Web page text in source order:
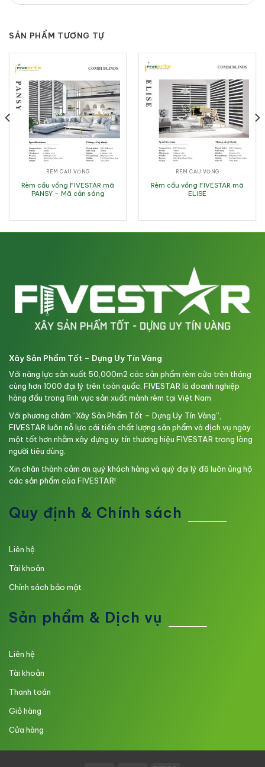
SẢN PHẨM TƯƠNG TỰ
RÈM CẦU VỒNG
Rèm cầu vồng FIVESTAR mã
PANSY – Mã cản sáng
RÈM CẦU VỒNG
Rèm cầu vồng FIVESTAR mã
ELISE
Xây Sản Phẩm Tốt – Dựng Uy Tín Vàng
Với năng lực sản xuất 50,000m2 các sản phẩm rèm cửa trên tháng
cùng hơn 1000 đại lý trên toàn quốc, FIVESTAR là doanh nghiệp
hàng đầu trong lĩnh vực sản xuất mành rèm tại Việt Nam
Với phương châm “Xây Sản Phẩm Tốt – Dựng Uy Tín Vàng”,
FIVESTAR luôn nỗ lực cải tiến chất lượng sản phẩm và dịch vụ ngày
một tốt hơn nhằm xây dựng uy tín thương hiệu FIVESTAR trong lòng
người tiêu dùng.
Xin chân thành cảm ơn quý khách hàng và quý đại lý đã luôn ủng hộ
các sản phẩm của FIVESTAR!
Quy định & Chính sách
Liên hệ
Tài khoản
Chính sách bảo mật
Sản phẩm & Dịch vụ
Liên hệ
Tài khoản
Thanh toán
Giỏ hàng
Cửa hàng